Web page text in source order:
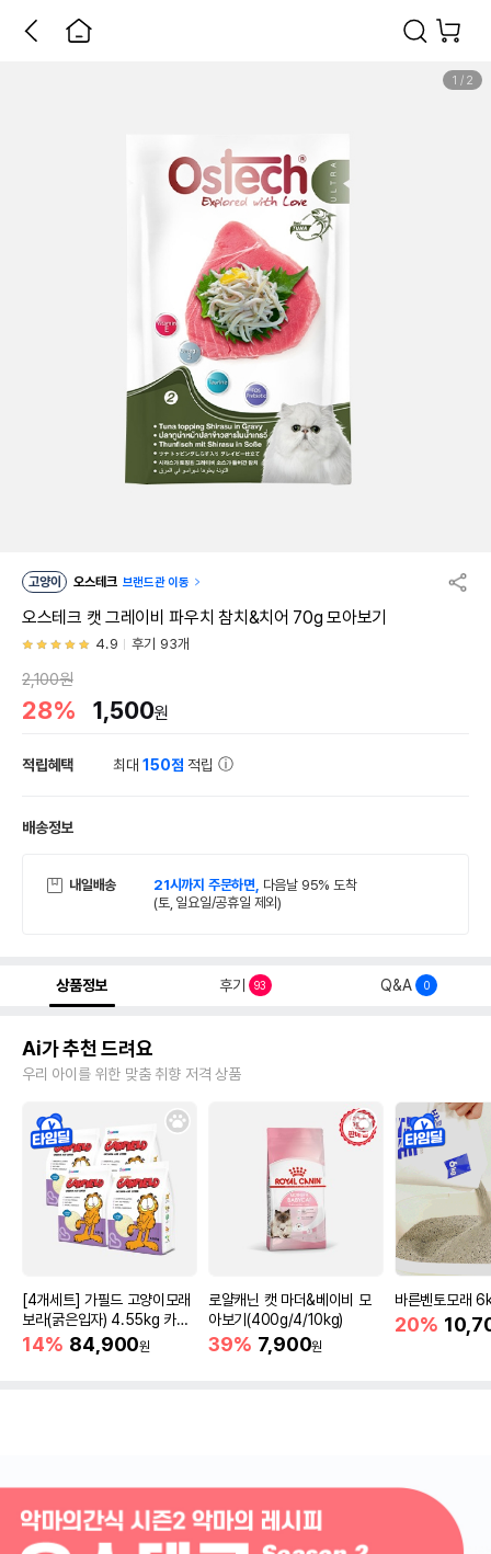
1 / 2
고양이 오스테크 브랜드관 이동
오스테크 캣 그레이비 파우치 참치&치어 70g 모아보기
4.9 후기 93개
2,100원
28% 1,500원
적립혜택 최대150점 적립
배송정보
내일배송 21시까지 주문하면, 다음날 95% 도착
(토, 일요일/공휴일 제외)
상품정보 후기 93 Q&A 0
Ai가 추천 드려요
우리 아이를 위한 맞춤 취향 저격 상품
[4개세트] 가필드 고양이모래
보라(굵은입자) 4.55kg 카사
바모래
14% 84,900원
로얄캐닌 캣 마더&베이비 모
아보기(400g/4/10kg)
39% 7,900원
바른벤토모래
20%